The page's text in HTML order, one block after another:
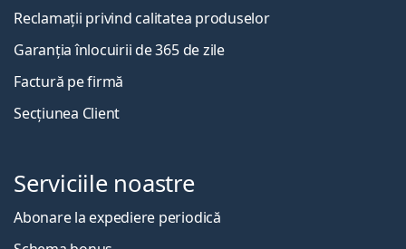
Reclamații privind calitatea produselor
Garanția înlocuirii de 365 de zile
Factură pe firmă
Secțiunea Client
Serviciile noastre
Abonare la expediere periodică